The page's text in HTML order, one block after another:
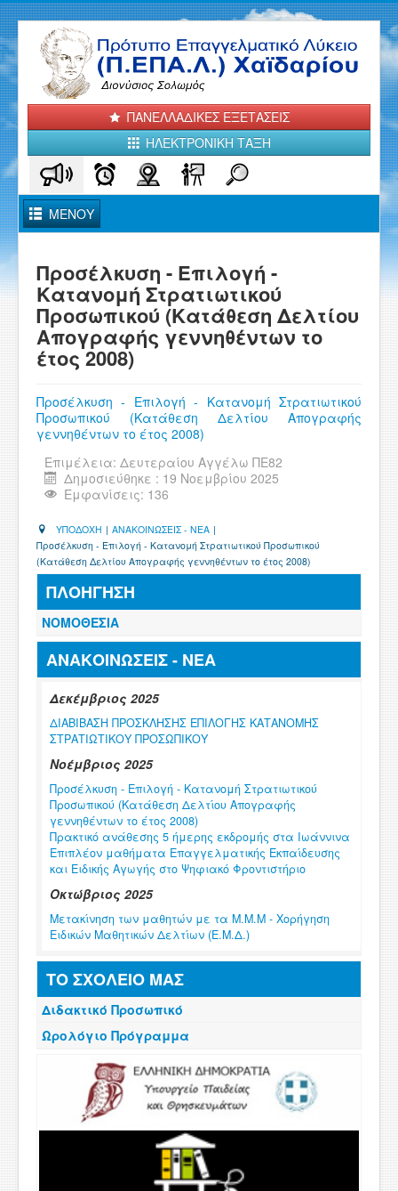
ΠΑΝΕΛΛΑΔΙΚΕΣ ΕΞΕΤΑΣΕΙΣ
ΗΛΕΚΤΡΟΝΙΚΗ ΤΑΞΗ
Toggle
Navigation
ΜΕΝΟΥ
ΤΟ ΣΧΟΛΕΙΟ ΜΑΣ
ΑΝΑΚΟΙΝΩΣΕΙΣ - ΝΕΑ
ΤΟΜΕΙΣ και ΕΙΔΙΚΟΤΗΤΕΣ
ΧΡΗΣΙΜΑ
ΠΕΡΙΟΧΗ ΜΕΛΩΝ
Προσέλκυση - Επιλογή -
Κατανομή Στρατιωτικού
Προσωπικού (Κατάθεση Δελτίου
Απογραφής γεννηθέντων το
έτος 2008)
Προσέλκυση - Επιλογή - Κατανομή Στρατιωτικού
Προσωπικού (Κατάθεση Δελτίου Απογραφής
γεννηθέντων το έτος 2008)
Επιμέλεια: Δευτεραίου Αγγέλω ΠΕ82
Δημοσιεύθηκε : 19 Νοεμβρίου 2025
Εμφανίσεις: 136
ΥΠΟΔΟΧΗ | ΑΝΑΚΟΙΝΩΣΕΙΣ - ΝΕΑ |
Προσέλκυση - Επιλογή - Κατανομή Στρατιωτικού Προσωπικού
(Κατάθεση Δελτίου Απογραφής γεννηθέντων το έτος 2008)
ΠΛΟΗΓΗΣΗ
ΝΟΜΟΘΕΣΙΑ
ΑΝΑΚΟΙΝΩΣΕΙΣ - ΝΕΑ
Δεκέμβριος 2025
ΔΙΑΒΙΒΑΣΗ ΠΡΟΣΚΛΗΣΗΣ ΕΠΙΛΟΓΗΣ ΚΑΤΑΝΟΜΗΣ
ΣΤΡΑΤΙΩΤΙΚΟΥ ΠΡΟΣΩΠΙΚΟΥ
Νοέμβριος 2025
Προσέλκυση - Επιλογή - Κατανομή Στρατιωτικού
Προσωπικού (Κατάθεση Δελτίου Απογραφής
γεννηθέντων το έτος 2008)
Πρακτικό ανάθεσης 5 ήμερης εκδρομής στα Ιωάννινα
Επιπλέον μαθήματα Επαγγελματικής Εκπαίδευσης
και Ειδικής Αγωγής στο Ψηφιακό Φροντιστήριο
Οκτώβριος 2025
Μετακίνηση των μαθητών με τα Μ.Μ.Μ - Χορήγηση
Ειδικών Μαθητικών Δελτίων (Ε.Μ.Δ.)
Σεπτέμβριος 2025
Έναρξη λειτουργίας του Ψηφιακού Φροντιστηρίου για
το σχ. έτος 2025-26
Ανακοίνωση για τον Αγιασμό _ Πέμπτη 11
Σεπτεμβρίου
Ηλεκτρονικές αιτήσεις εγγραφών, ανανεώσεων
εγγραφών και μετεγγραφών περιόδου Σεπτεμβρίου
Ιούλιος 2025
Εγγραφές _ Υποβολή Δικαιολογητικών σχολικού
Λειτουργία σχολικής μονάδας κατά τους θερινούς
ΤΟ ΣΧΟΛΕΙΟ ΜΑΣ
Διδακτικό Προσωπικό
Ωρολόγιο Πρόγραμμα